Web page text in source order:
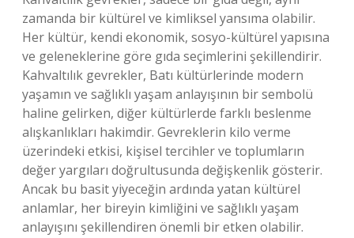
zamanda bir kültürel ve kimliksel yansıma olabilir.
Her kültür, kendi ekonomik, sosyo-kültürel yapısına
ve geleneklerine göre gıda seçimlerini şekillendirir.
Kahvaltılık gevrekler, Batı kültürlerinde modern
yaşamın ve sağlıklı yaşam anlayışının bir sembolü
haline gelirken, diğer kültürlerde farklı beslenme
alışkanlıkları hakimdir. Gevreklerin kilo verme
üzerindeki etkisi, kişisel tercihler ve toplumların
değer yargıları doğrultusunda değişkenlik gösterir.
Ancak bu basit yiyeceğin ardında yatan kültürel
anlamlar, her bireyin kimliğini ve sağlıklı yaşam
anlayışını şekillendiren önemli bir etken olabilir.